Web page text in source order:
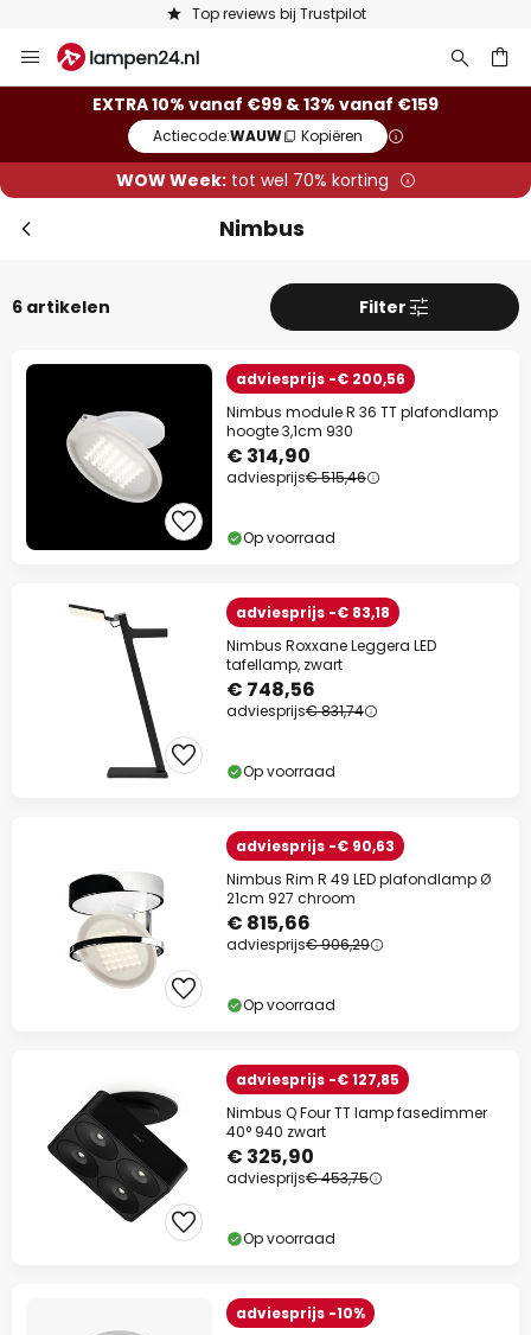
Top reviews bij Trustpilot
naar
EXTRA 10% vanaf €99 & 13% vanaf €159
Actiecode:WAUW Kopiëren
WOW Week:tot wel 70% korting
Nimbus
6 artikelen Filter
adviesprijs -€ 200,56
Nimbus module R 36 TT plafondlamp
hoogte 3,1cm 930
€ 314,90
adviesprijs€ 515,46
Op voorraad
adviesprijs -€ 83,18
Nimbus Roxxane Leggera LED
tafellamp, zwart
€ 748,56
adviesprijs€ 831,74
Op voorraad
adviesprijs -€ 90,63
Nimbus Rim R 49 LED plafondlamp Ø
21cm 927 chroom
€ 815,66
adviesprijs€ 906,29
Op voorraad
adviesprijs -€ 127,85
Nimbus Q Four TT lamp fasedimmer
40° 940 zwart
€ 325,90
adviesprijs€ 453,75
Op voorraad
adviesprijs -10%